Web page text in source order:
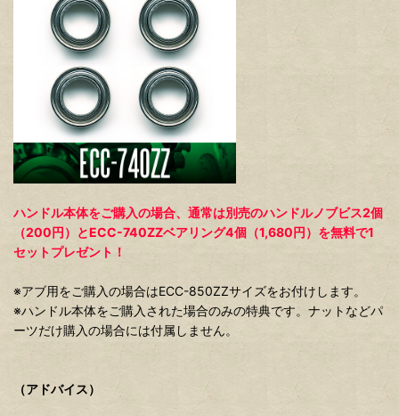
ハンドル本体をご購入の場合、通常は別売のハンドルノブビス2個
（200円）とECC-740ZZベアリング4個（1,680円）を無料で1
セットプレゼント！
※アブ用をご購入の場合はECC-850ZZサイズをお付けします。
※ハンドル本体をご購入された場合のみの特典です。ナットなどパ
ーツだけ購入の場合には付属しません。
（アドバイス）